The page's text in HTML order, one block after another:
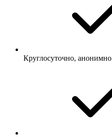
Круглосуточно, анонимно